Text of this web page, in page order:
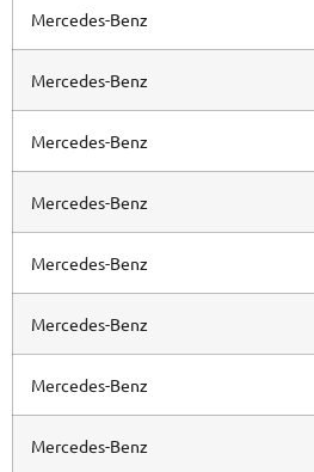
Mercedes-Benz
Mercedes-Benz
Mercedes-Benz
Mercedes-Benz
Mercedes-Benz
Mercedes-Benz
Mercedes-Benz
Mercedes-Benz